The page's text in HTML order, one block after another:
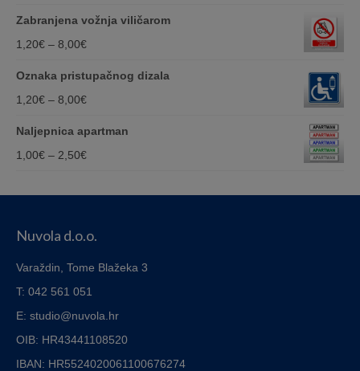
110,00€
Zabranjena vožnja viličarom
1,20€ – 8,00€Price
Oznaka pristupačnog dizala
1,20€ – 8,00€Price
8,00€
Naljepnica apartman
1,00€ – 2,50€Price
Nuvola d.o.o.
Varaždin, Tome Blažeka 3
T: 042 561 051
E: studio@nuvola.hr
OIB: HR43441108520
IBAN: HR5524020061100676274